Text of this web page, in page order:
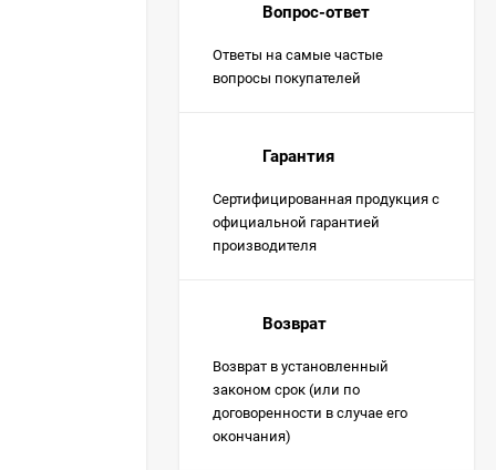
Вопрос-ответ
Ответы на самые частые
вопросы покупателей
Гарантия
Сертифицированная продукция с
официальной гарантией
производителя
Возврат
Возврат в установленный
законом срок (или по
договоренности в случае его
окончания)